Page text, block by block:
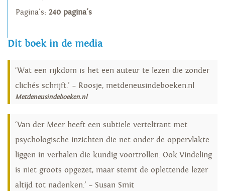
Pagina's: 240 pagina's
Dit boek in de media
‘Wat een rijkdom is het een auteur te lezen die zonder
clichés schrijft.’ – Roosje, metdeneusindeboeken.nl
Metdeneusindeboeken.nl
‘Van der Meer heeft een subtiele verteltrant met
psychologische inzichten die net onder de oppervlakte
liggen in verhalen die kundig voortrollen. Ook Vindeling
is niet groots opgezet, maar stemt de oplettende lezer
altijd tot nadenken.’ – Susan Smit